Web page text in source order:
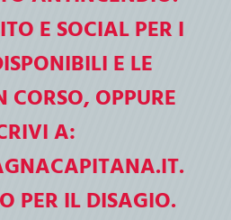
E SOCIAL PER I
E LE
OPPURE
A:
PER IL DISAGIO.